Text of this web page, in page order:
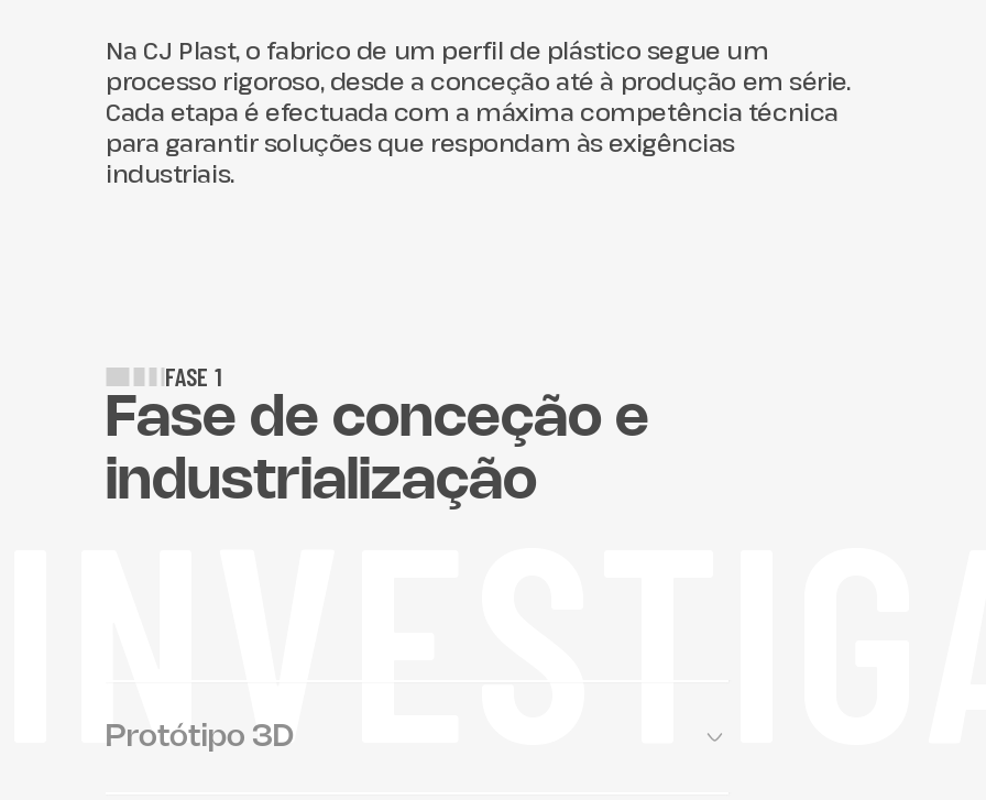
Na CJ Plast, o fabrico de um perfil de plástico segue um
processo rigoroso, desde a conceção até à produção em série.
Cada etapa é efectuada com a máxima competência técnica
para garantir soluções que respondam às exigências
industriais.
FASE 1
Fase de conceção e
industrialização
Protótipo 3D